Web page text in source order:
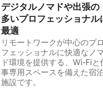
デジタルノマドや出⁠張⁠の
多⁠いプ⁠ロ⁠フ⁠ェ⁠ッ⁠シ⁠ョ⁠ナ⁠ル⁠
最⁠適
リモートワークが中心のプロ
フェッショナルに快適なノ
ド環境を提供する、Wi-Fiと
事専用スペースを備えた宿
施設です。